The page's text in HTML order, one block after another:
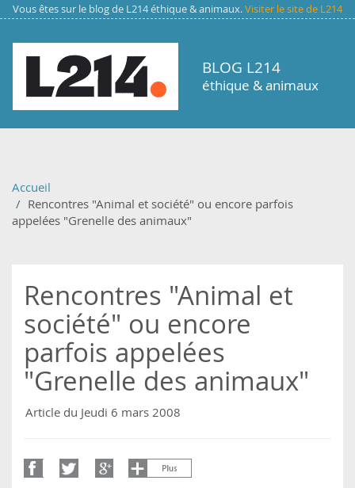
Aller au contenu principal
Vous êtes sur le blog de L214 éthique & animaux.Visiter le site de L214
BLOG L214
éthique & animaux
Accueil
Rencontres "Animal et société" ou encore parfois
appelées "Grenelle des animaux"
Rencontres "Animal et
société" ou encore
parfois appelées
"Grenelle des animaux"
Article du Jeudi 6 mars 2008